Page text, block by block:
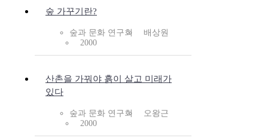
숲 가꾸기란?
숲과 문화 연구회
배상원
2000
산촌을 가꿔야 흙이 살고 미래가
있다
숲과 문화 연구회
오왕근
2000